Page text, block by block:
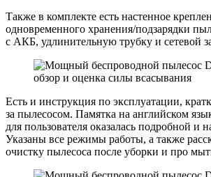
Также в комплекте есть настенное
одновременного хранения/подзарядки
с АКБ, удлинительную трубку и сетевой
Есть и инструкция по эксплуатации,
за пылесосом. Памятка на английском
для пользователя оказалась подробной и
Указаны все режимы работы, а также
очистку пылесоса после уборки и про